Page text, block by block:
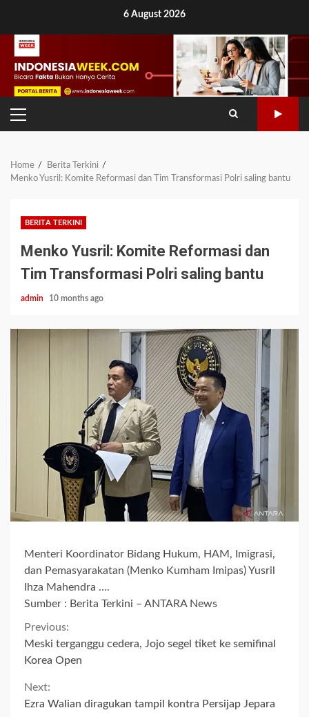
content
6 August 2026
PRIMARY
MENU
Home
Berita Terkini
Menko Yusril: Komite Reformasi dan Tim Transformasi Polri saling bantu
BERITA TERKINI
Menko Yusril: Komite Reformasi dan
Tim Transformasi Polri saling bantu
admin 10 months ago
Menteri Koordinator Bidang Hukum, HAM, Imigrasi,
dan Pemasyarakatan (Menko Kumham Imipas) Yusril
Ihza Mahendra ….
Sumber : Berita Terkini – ANTARA News
Continue
Reading
Previous:
Meski terganggu cedera, Jojo segel tiket ke semifinal
Korea Open
Next:
Ezra Walian diragukan tampil kontra Persijap Jepara